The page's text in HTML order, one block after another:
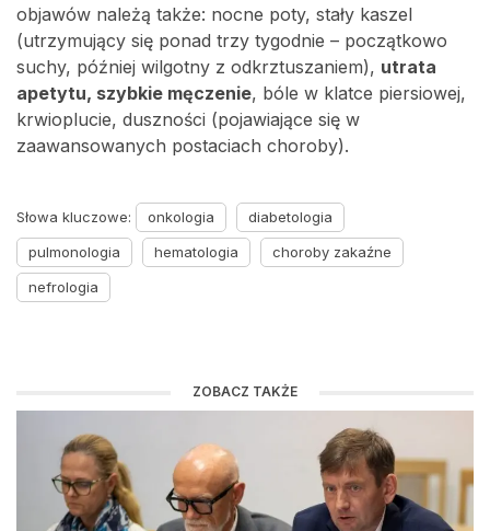
objawów należą także: nocne poty, stały kaszel
(utrzymujący się ponad trzy tygodnie – początkowo
suchy, później wilgotny z odkrztuszaniem), utrata
apetytu, szybkie męczenie, bóle w klatce piersiowej,
krwioplucie, duszności (pojawiające się w
zaawansowanych postaciach choroby).
Słowa kluczowe: onkologia
diabetologia
pulmonologia
hematologia
choroby zakaźne
nefrologia
ZOBACZ TAKŻE